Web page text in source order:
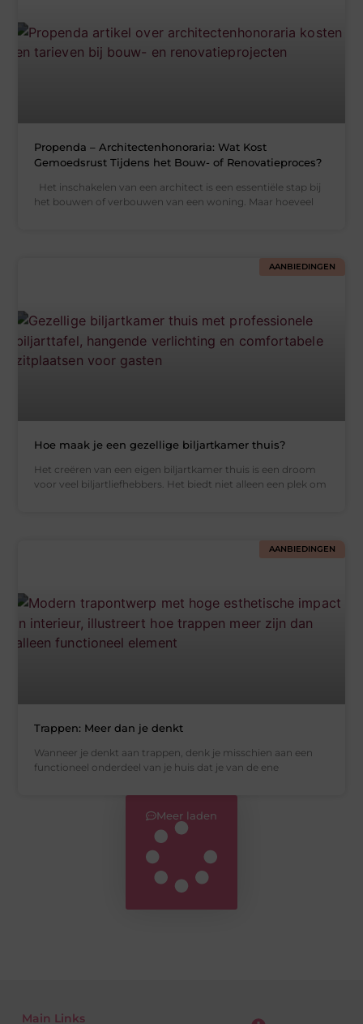
Propenda – Architectenhonoraria: Wat Kost
Gemoedsrust Tijdens het Bouw- of Renovatieproces?
Het inschakelen van een architect is een essentiële stap bij
het bouwen of verbouwen van een woning. Maar hoeveel
AANBIEDINGEN
Hoe maak je een gezellige biljartkamer thuis?
Het creëren van een eigen biljartkamer thuis is een droom
voor veel biljartliefhebbers. Het biedt niet alleen een plek om
AANBIEDINGEN
Trappen: Meer dan je denkt
Wanneer je denkt aan trappen, denk je misschien aan een
functioneel onderdeel van je huis dat je van de ene
Meer laden
Main Links